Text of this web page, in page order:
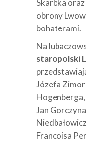
Skarbka
obrony
bohaterami.
Na
staropolski
Józefa
Jan
Francoisa